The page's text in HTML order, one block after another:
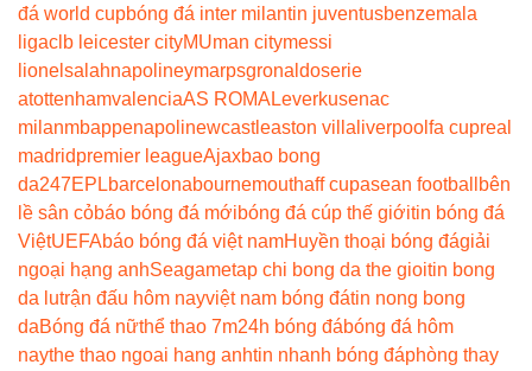
đá world cupbóng đá inter milantin juventusbenzema la
ligaclb leicester cityMUman citymessi
lionel salahnapolineymarpsgronaldoserie
atottenhamvalenciaAS ROMA Leverkusenac
milanmbappenapolinewcastleaston villa liverpool fa cupreal
madridpremier leagueAjaxbao bong
da247EPLbarcelonabournemouthaff cupasean football
bên
lề sân cỏbáo bóng đá mớibóng đá cúp thế giớitin bóng đá
ViệtUEFAbáo bóng đá việt namHuyền thoại bóng đágiải
ngoại hạng anhSeagametap chi bong da the gioitin bong
da lutrận đấu hôm nayviệt nam bóng đátin nong bong
daBóng đá nữthể thao 7m24h bóng đábóng đá hôm
naythe thao ngoai hang anhtin nhanh bóng đáphòng thay